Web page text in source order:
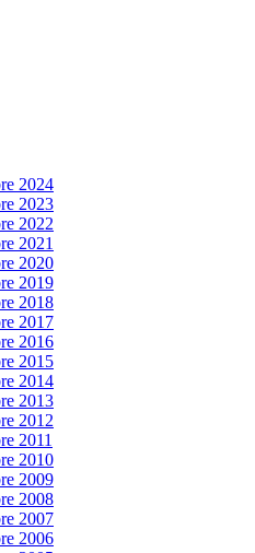
2024
2023
2022
2021
2020
2019
2018
2017
2016
2015
2014
2013
2012
2011
2010
2009
2008
2007
2006